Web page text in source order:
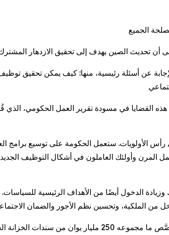
الجميع
هذه القضايا في مسودة تقرير العمل الحكومي،
الأولويات. ستعمل الحكومة على توسيع برامج
المرن وأولئك العاملون في أشكال التوظيف
وزيادة الدخول أيضًا من الأهداف الرئيسية
وفقًا للتقرير، سيُخصَّص ما مجموعه 250